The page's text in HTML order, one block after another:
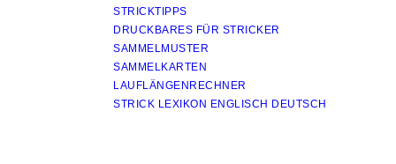
STRICKTIPPS
DRUCKBARES FÜR STRICKER
SAMMELMUSTER
SAMMELKARTEN
LAUFLÄNGENRECHNER
STRICK LEXIKON ENGLISCH DEUTSCH